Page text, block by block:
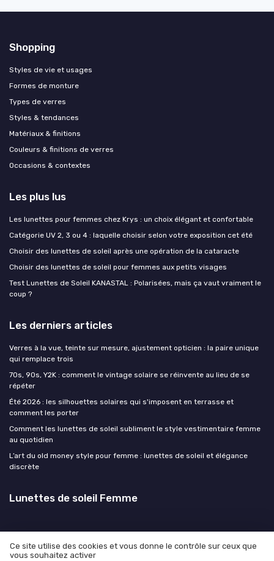
Shopping
Styles de vie et usages
Formes de monture
Types de verres
Styles & tendances
Matériaux & finitions
Couleurs & finitions de verres
Occasions & contextes
Les plus lus
Les lunettes pour femmes chez Krys : un choix élégant et confortable
Catégorie UV 2, 3 ou 4 : laquelle choisir selon votre exposition cet été
Choisir des lunettes de soleil après une opération de la cataracte
Choisir des lunettes de soleil pour femmes aux petits visages
Test Lunettes de Soleil KANASTAL : Polarisées, mais ça vaut vraiment le
coup ?
Les derniers articles
Verres à la vue, teinte sur mesure, ajustement opticien : la paire unique
qui remplace trois
70s, 90s, Y2K : comment le vintage solaire se réinvente au lieu de se
répéter
Été 2026 : les silhouettes solaires qui s'imposent en terrasse et
comment les porter
Comment les lunettes de soleil subliment le style vestimentaire femme
au quotidien
L’art du old money style pour femme : lunettes de soleil et élégance
discrète
Lunettes de soleil Femme
Ce site utilise des cookies et vous donne le contrôle sur ceux que
vous souhaitez activer